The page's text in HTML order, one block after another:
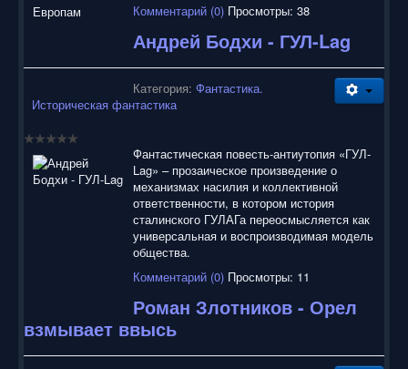
Комментарий (0) Просмотры: 38
Андрей Бодхи - ГУЛ-Lag
Категория: Фантастика.
Историческая фантастика
Фантастическая повесть-антиутопия «ГУЛ-
Lag» – прозаическое произведение о
механизмах насилия и коллективной
ответственности, в котором история
сталинского ГУЛАГа переосмысляется как
универсальная и воспроизводимая модель
общества.
Комментарий (0) Просмотры: 11
Роман Злотников - Орел
взмывает ввысь